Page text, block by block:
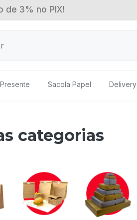
de 3% no PIX!
Sacola Papel Delivery
categorias